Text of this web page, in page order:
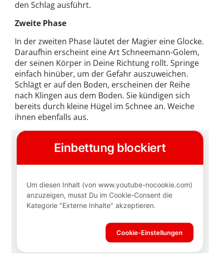
den Schlag ausführt.
Zweite Phase
In der zweiten Phase läutet der Magier eine Glocke.
Daraufhin erscheint eine Art Schneemann-Golem,
der seinen Körper in Deine Richtung rollt. Springe
einfach hinüber, um der Gefahr auszuweichen.
Schlägt er auf den Boden, erscheinen der Reihe
nach Klingen aus dem Boden. Sie kündigen sich
bereits durch kleine Hügel im Schnee an. Weiche
ihnen ebenfalls aus.